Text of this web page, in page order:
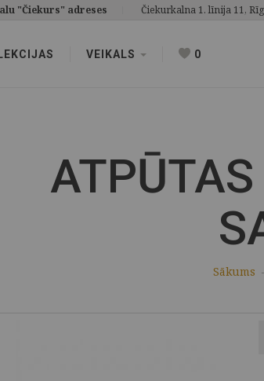
"Čiekurs" adreses Čiekurkalna 1. līnija 11,
VEIKALS 0
Sākums